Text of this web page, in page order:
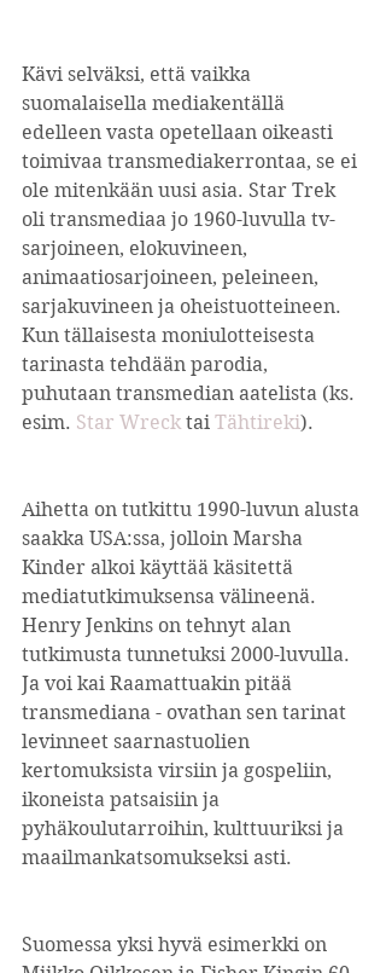
Kävi selväksi, että vaikka
suomalaisella mediakentällä
edelleen vasta opetellaan oikeasti
toimivaa transmediakerrontaa, se ei
ole mitenkään uusi asia. Star Trek
oli transmediaa jo 1960-luvulla tv-
sarjoineen, elokuvineen,
animaatiosarjoineen, peleineen,
sarjakuvineen ja oheistuotteineen.
Kun tällaisesta moniulotteisesta
tarinasta tehdään parodia,
puhutaan transmedian aatelista (ks.
esim. Star Wreck tai Tähtireki).
Aihetta on tutkittu 1990-luvun alusta
saakka USA:ssa, jolloin Marsha
Kinder alkoi käyttää käsitettä
mediatutkimuksensa välineenä.
Henry Jenkins on tehnyt alan
tutkimusta tunnetuksi 2000-luvulla.
Ja voi kai Raamattuakin pitää
transmediana - ovathan sen tarinat
levinneet saarnastuolien
kertomuksista virsiin ja gospeliin,
ikoneista patsaisiin ja
pyhäkoulutarroihin, kulttuuriksi ja
maailmankatsomukseksi asti.
Suomessa yksi hyvä esimerkki on